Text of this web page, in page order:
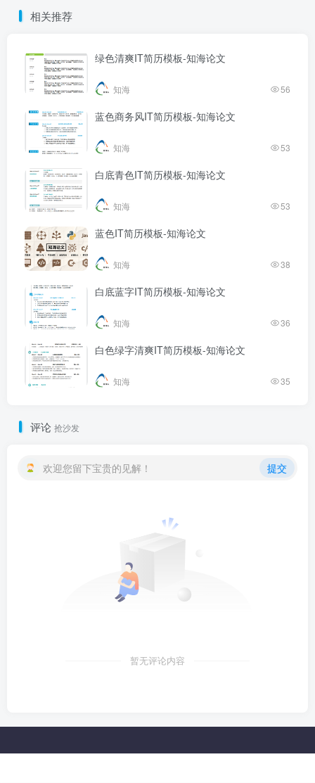
相关推荐
绿色清爽IT简历模板-知海论文
知海 56
蓝色商务风IT简历模板-知海论文
知海 53
白底青色IT简历模板-知海论文
知海 53
蓝色IT简历模板-知海论文
知海 38
白底蓝字IT简历模板-知海论文
知海 36
白色绿字清爽IT简历模板-知海论文
知海 35
评论 抢沙发
欢迎您留下宝贵的见解！ 提交
暂无评论内容